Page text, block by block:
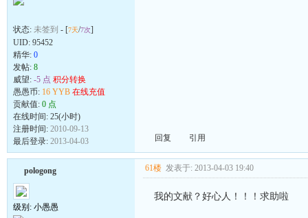
状态: 未签到 - [7天/7次]
UID: 95452
精华: 0
发帖: 8
威望: -5 点 积分转换
愚愚币: 16 YYB 在线充值
贡献值: 0 点
在线时间: 25(小时)
注册时间: 2010-09-13
最后登录: 2013-04-03 回复 引用
pologong
级别: 小愚愚
61楼 发表于: 2013-04-03 19:40
我的文献？好心人！！！求助啦